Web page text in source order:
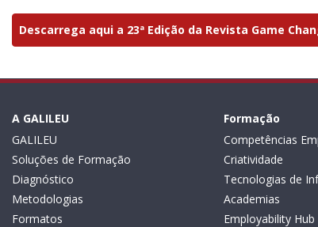
Descarrega aqui a 23ª Edição da Revista Game
A GALILEU
GALILEU
Soluções de Formação
Diagnóstico
Metodologias
Formatos
Formação
Competências
Criatividade
Tecnologias de
Academias
Employability Hub